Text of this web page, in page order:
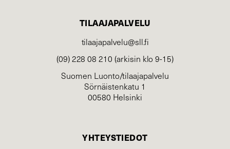
TILAAJAPALVELU
tilaajapalvelu@sll.fi
(09) 228 08 210 (arkisin klo 9-15)
Suomen Luonto/tilaajapalvelu
Sörnäistenkatu 1
00580 Helsinki
YHTEYSTIEDOT